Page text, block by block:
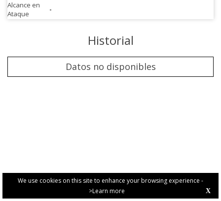
We use cookies on this site to enhance your browsing experience -
>Learn more
X
Alcance en
Ataque
-
Historial
Datos no disponibles